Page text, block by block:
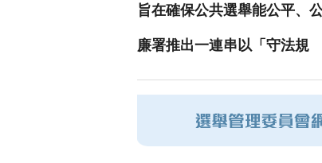
旨在確保公共選舉能公平、
廉署推出一連串以「守法規